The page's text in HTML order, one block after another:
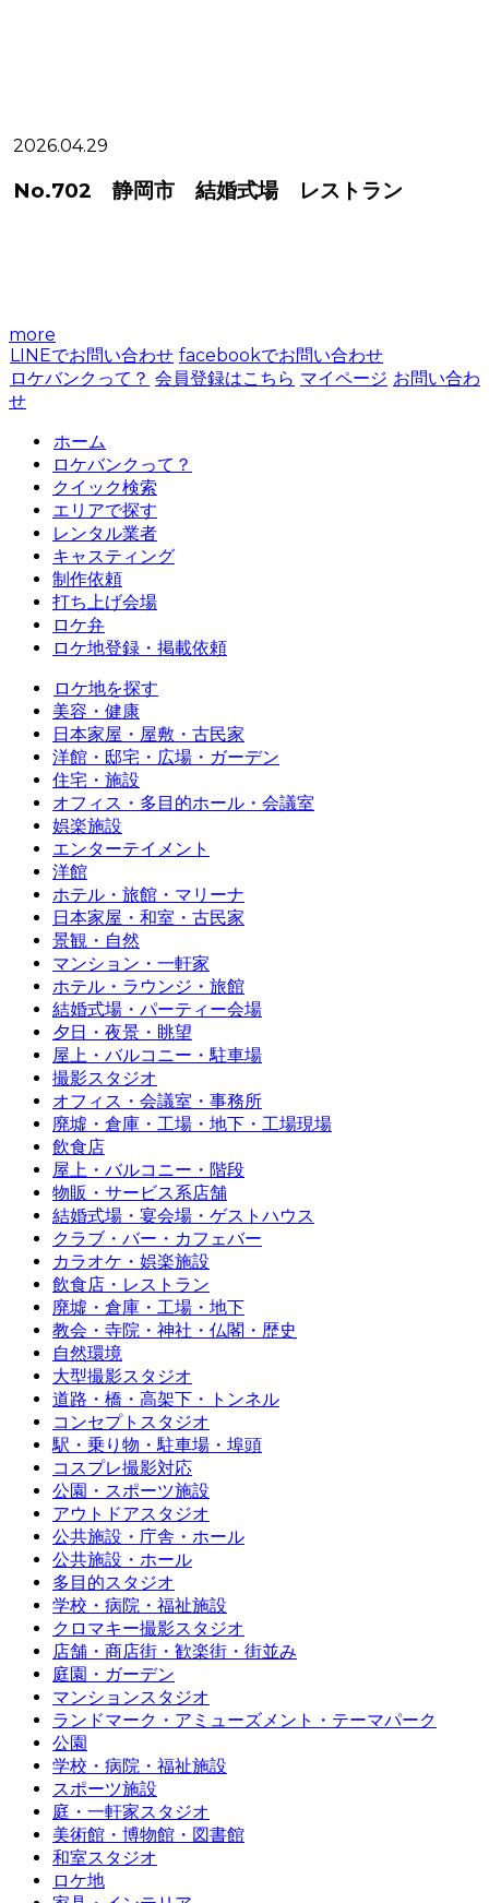
2026.04.29
No.702 静岡市 結婚式場 レストラン
more
LINEでお問い合わせ facebookでお問い合わせ
ロケバンクって？ 会員登録はこちら マイページ お問い合わ
せ
ホーム
ロケバンクって？
クイック検索
エリアで探す
レンタル業者
キャスティング
制作依頼
打ち上げ会場
ロケ弁
ロケ地登録・掲載依頼
ロケ地を探す
美容・健康
日本家屋・屋敷・古民家
洋館・邸宅・広場・ガーデン
住宅・施設
オフィス・多目的ホール・会議室
娯楽施設
エンターテイメント
洋館
ホテル・旅館・マリーナ
日本家屋・和室・古民家
景観・自然
マンション・一軒家
ホテル・ラウンジ・旅館
結婚式場・パーティー会場
夕日・夜景・眺望
屋上・バルコニー・駐車場
撮影スタジオ
オフィス・会議室・事務所
廃墟・倉庫・工場・地下・工場現場
飲食店
屋上・バルコニー・階段
物販・サービス系店舗
結婚式場・宴会場・ゲストハウス
クラブ・バー・カフェバー
カラオケ・娯楽施設
飲食店・レストラン
廃墟・倉庫・工場・地下
教会・寺院・神社・仏閣・歴史
自然環境
大型撮影スタジオ
道路・橋・高架下・トンネル
コンセプトスタジオ
駅・乗り物・駐車場・埠頭
コスプレ撮影対応
公園・スポーツ施設
アウトドアスタジオ
公共施設・庁舎・ホール
公共施設・ホール
多目的スタジオ
学校・病院・福祉施設
クロマキー撮影スタジオ
店舗・商店街・歓楽街・街並み
庭園・ガーデン
マンションスタジオ
ランドマーク・アミューズメント・テーマパーク
公園
学校・病院・福祉施設
スポーツ施設
庭・一軒家スタジオ
美術館・博物館・図書館
和室スタジオ
ロケ地